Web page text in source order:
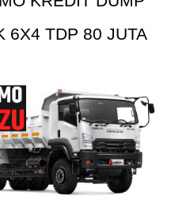
6X4 TDP 80 JUTA